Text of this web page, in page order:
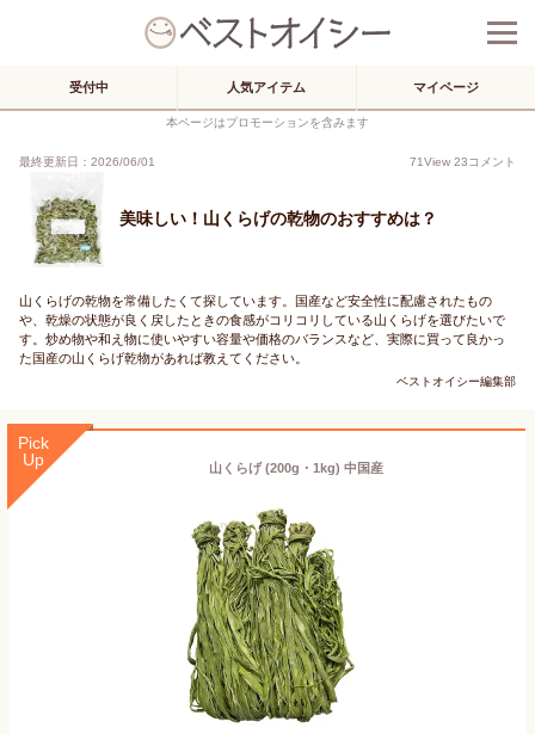
受付中 人気アイテム マイページ
本ページはプロモーションを含みます
最終更新日：2026/06/01 71View 23コメント
美味しい！山くらげの乾物のおすすめは？
山くらげの乾物を常備したくて探しています。国産など安全性に配慮されたもの
や、乾燥の状態が良く戻したときの食感がコリコリしている山くらげを選びたいで
す。炒め物や和え物に使いやすい容量や価格のバランスなど、実際に買って良かっ
た国産の山くらげ乾物があれば教えてください。
ベストオイシー編集部
Pick
Up
山くらげ (200g・1kg) 中国産